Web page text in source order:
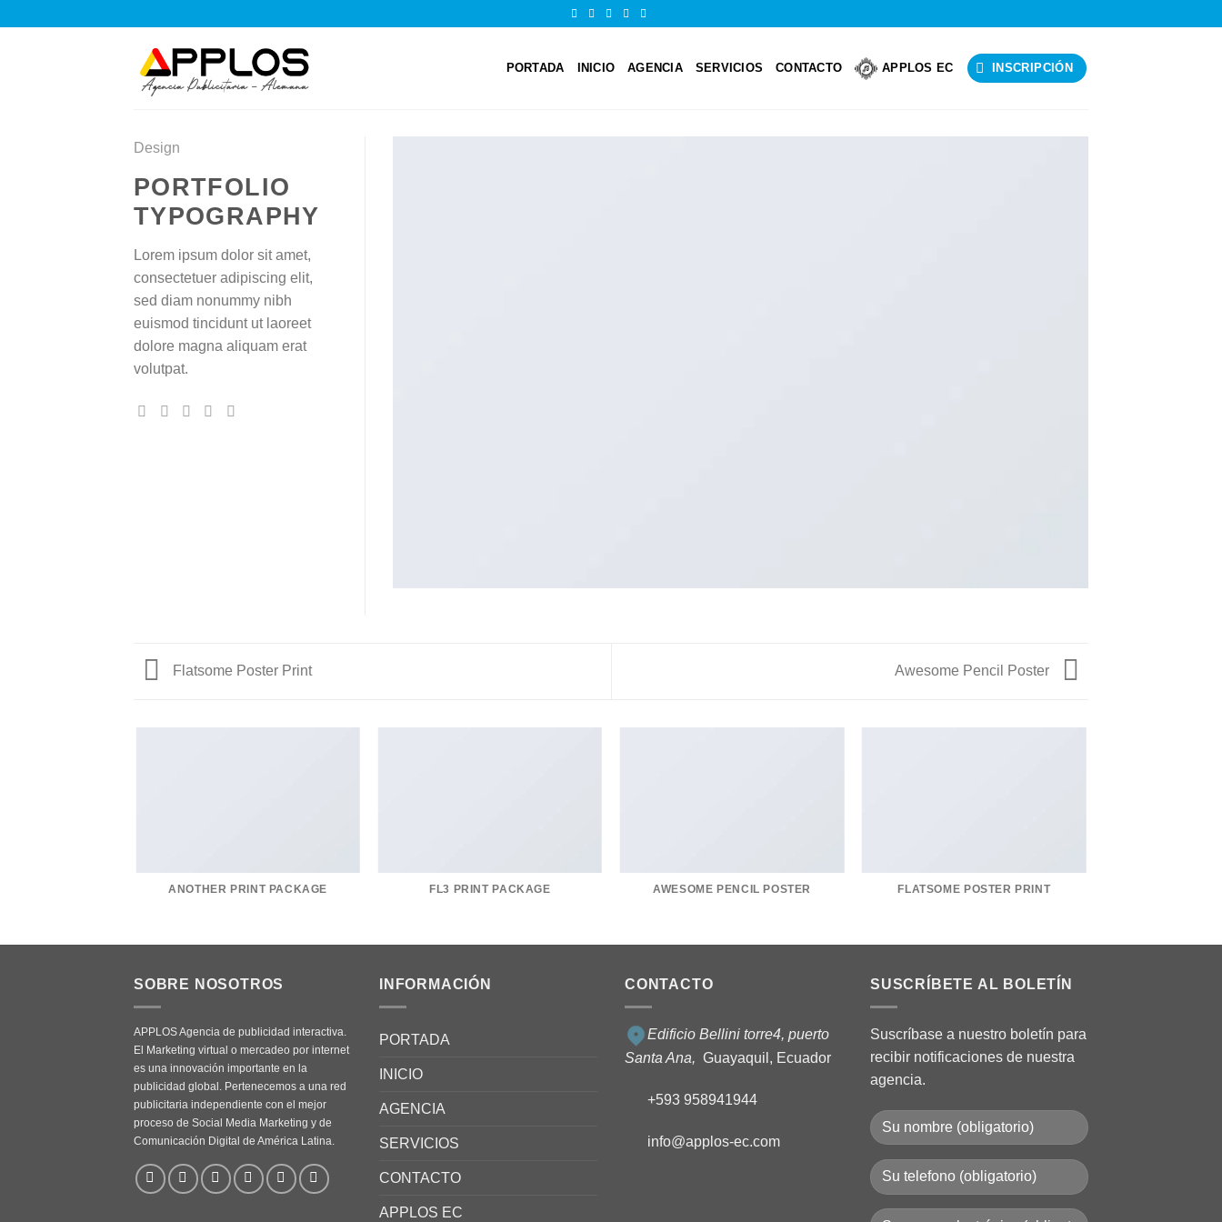
PORTADA INICIO AGENCIA SERVICIOS CONTACTO APPLOS EC INSCRIPCIÓN
Design
PORTFOLIO
TYPOGRAPHY
Lorem ipsum dolor sit amet,
consectetuer adipiscing elit,
sed diam nonummy nibh
euismod tincidunt ut laoreet
dolore magna aliquam erat
volutpat.
Flatsome Poster Print Awesome Pencil Poster
ANOTHER PRINT PACKAGE FL3 PRINT PACKAGE AWESOME PENCIL POSTER FLATSOME POSTER PRINT
SOBRE NOSOTROS
APPLOS Agencia de publicidad interactiva.
El Marketing virtual o mercadeo por internet
es una innovación importante en la
publicidad global. Pertenecemos a una red
publicitaria independiente con el mejor
proceso de Social Media Marketing y de
Comunicación Digital de América Latina.
INFORMACIÓN
PORTADA
INICIO
AGENCIA
SERVICIOS
CONTACTO
APPLOS EC
CONTACTO
Edificio Bellini torre4, puerto
Santa Ana, Guayaquil, Ecuador
+593 958941944
info@applos-ec.com
SUSCRÍBETE AL BOLETÍN
Suscríbase a nuestro boletín para
recibir notificaciones de nuestra
agencia.